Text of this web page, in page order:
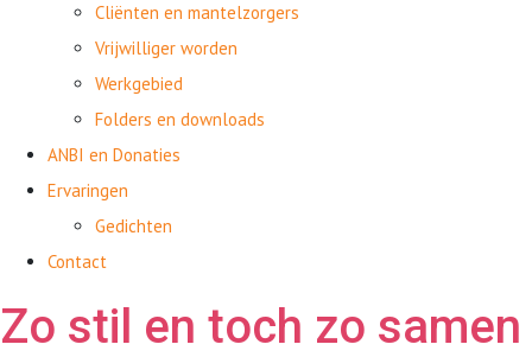
Cliënten en mantelzorgers
Vrijwilliger worden
Werkgebied
Folders en downloads
ANBI en Donaties
Ervaringen
Gedichten
Contact
Zo stil en toch zo samen